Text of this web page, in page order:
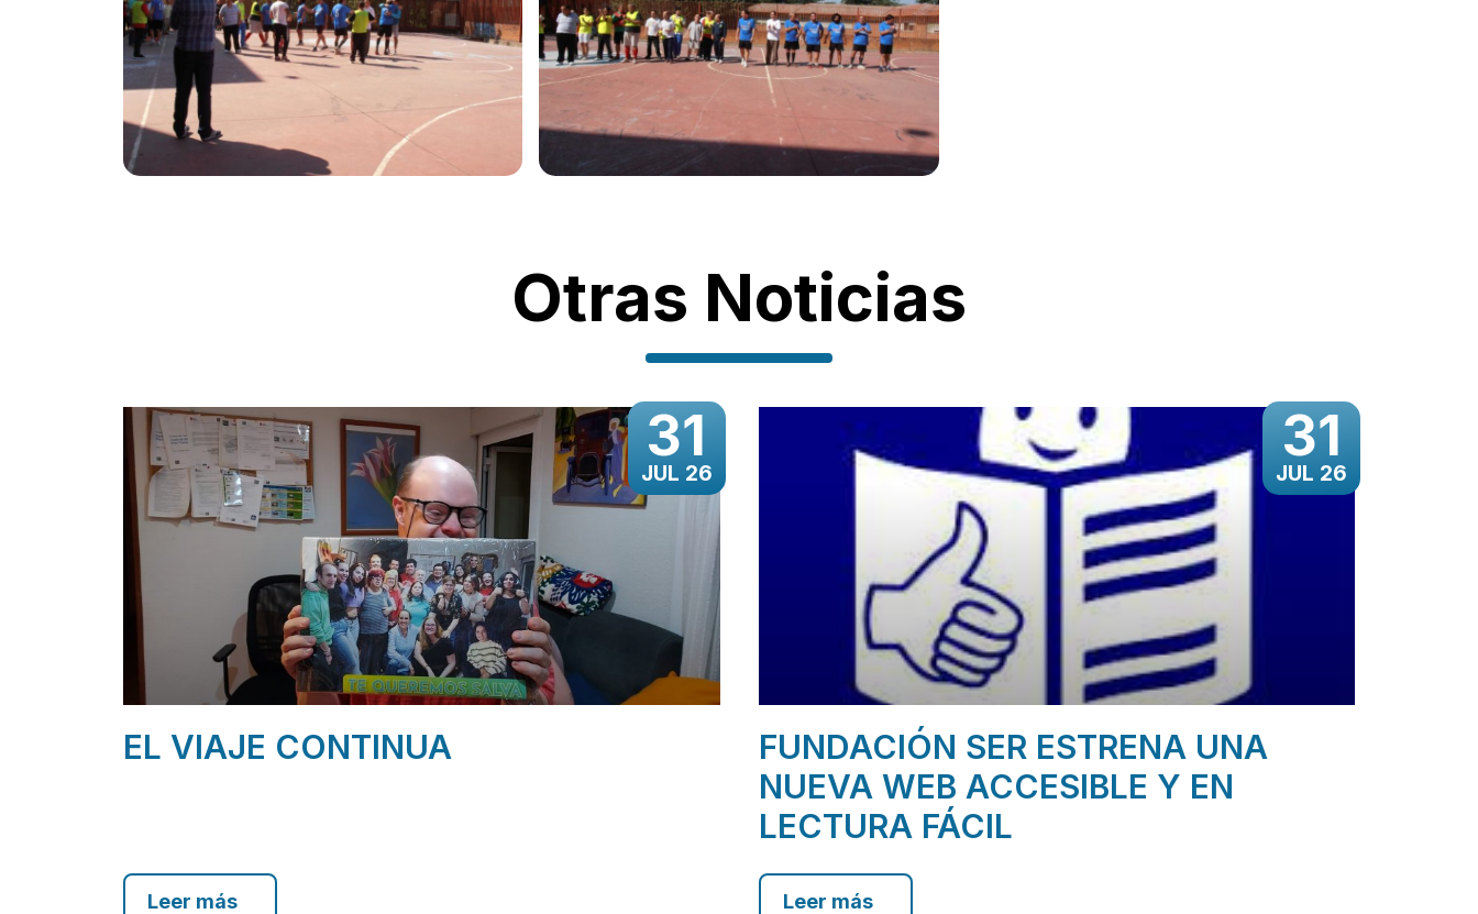
Otras Noticias
31
JUL 26
EL VIAJE CONTINUA
Leer más
31
JUL 26
FUNDACIÓN SER ESTRENA UNA
NUEVA WEB ACCESIBLE Y EN
LECTURA FÁCIL
Leer más